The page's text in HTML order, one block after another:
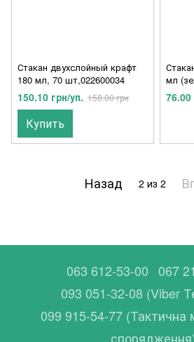
Стакан двухслойный крафт
180 мл, 70 шт,022600034
150.10 грн/уп. 158.00 грн
Купить
мл
Назад 2 из 2
063 612-53-00 067
093 051-32-08 (Viber
099 915-54-77 (Тактична